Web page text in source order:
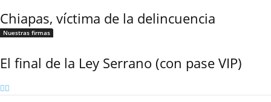
Chiapas, víctima de la delincuencia
Nuestras firmas
El final de la Ley Serrano (con pase VIP)